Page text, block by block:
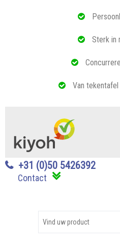
Sterk in
Van
+31 (0)50 5426392
Contact